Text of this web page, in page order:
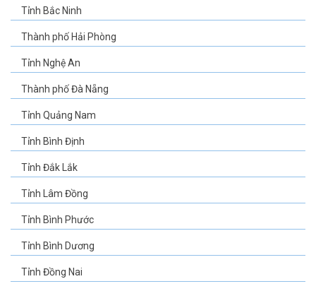
Tỉnh Bắc Ninh
Thành phố Hải Phòng
Tỉnh Nghệ An
Thành phố Đà Nẵng
Tỉnh Quảng Nam
Tỉnh Bình Định
Tỉnh Đắk Lắk
Tỉnh Lâm Đồng
Tỉnh Bình Phước
Tỉnh Bình Dương
Tỉnh Đồng Nai